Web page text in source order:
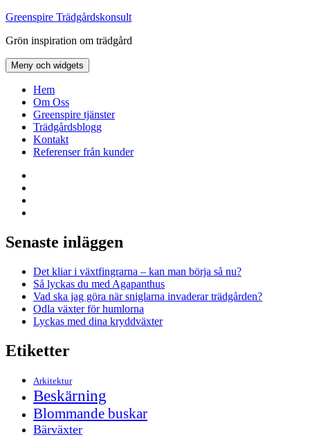
Hoppa
innehåll
Greenspire Trädgårdskonsult
Grön inspiration om trädgård
Meny och widgets
Hem
Om Oss
Greenspire tjänster
Trädgårdsblogg
Kontakt
Referenser från kunder
Senaste inläggen
Det kliar i växtfingrarna – kan man börja så nu?
Så lyckas du med Agapanthus
Vad ska jag göra när sniglarna invaderar trädgården?
Odla växter för humlorna
Lyckas med dina kryddväxter
Etiketter
Arkitektur
Beskärning
Blommande buskar
Bärväxter